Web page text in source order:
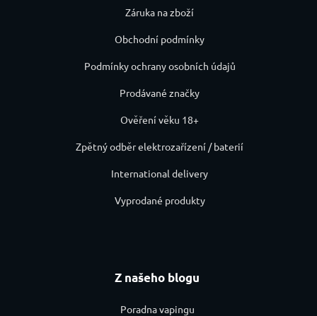
Záruka na zboží
Obchodní podmínky
Podmínky ochrany osobních údajů
Prodávané značky
Ověření věku 18+
Zpětný odběr elektrozařízení / baterií
International delivery
Vyprodané produkty
Z našeho blogu
Poradna vapingu